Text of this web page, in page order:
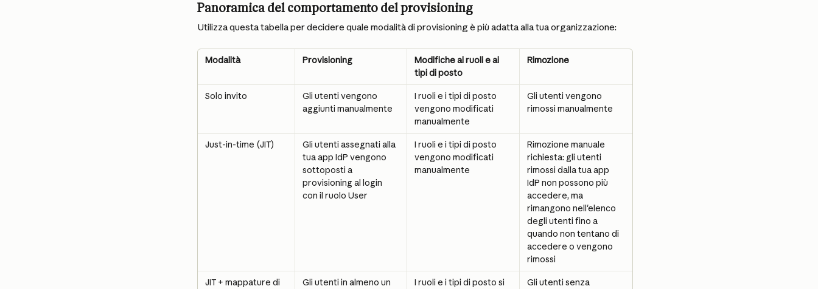
Panoramica del comportamento del provisioning
Utilizza questa tabella per decidere quale modalità di provisioning è più adatta alla tua organizzazione:
Modalità Provisioning
Modifiche ai ruoli e ai
tipi di posto
Rimozione
Solo invito
Gli utenti vengono
aggiunti manualmente
I ruoli e i tipi di posto
vengono modificati
manualmente
Gli utenti vengono
rimossi manualmente
Just-in-time (JIT)
Gli utenti assegnati alla
tua app IdP vengono
sottoposti a
provisioning al login
con il ruolo User
I ruoli e i tipi di posto
vengono modificati
manualmente
Rimozione manuale
richiesta: gli utenti
rimossi dalla tua app
IdP non possono più
accedere, ma
rimangono nell'elenco
degli utenti fino a
quando non tentano di
accedere o vengono
rimossi
JIT + mappature di
Gli utenti in almeno un
I ruoli e i tipi di posto si
Gli utenti senza